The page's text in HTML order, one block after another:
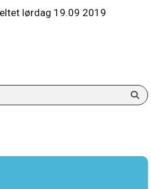
lørdag 19.09 2019